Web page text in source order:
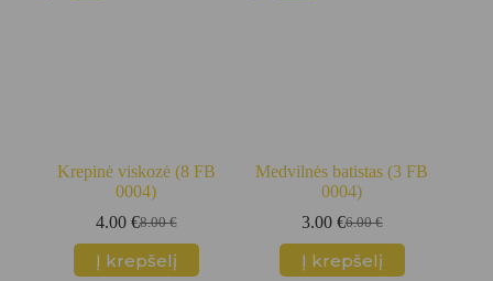
Krepinė viskozė (8 FB
0004)
8.00€
Original
price
was:
4.00 €Current
price
is:
Į krepšelį
Medvilnės batistas (3 FB
0004)
6.00€
Original
price
was:
3.00 €Current
price
is:
Į krepšelį